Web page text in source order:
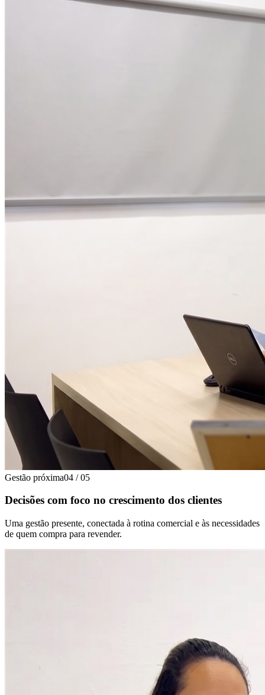
Gestão próxima04 / 05
Decisões com foco no crescimento dos clientes
Uma gestão presente, conectada à rotina comercial e às necessidades
de quem compra para revender.